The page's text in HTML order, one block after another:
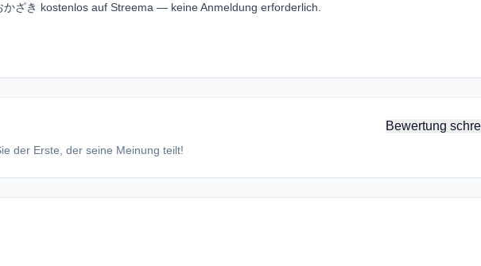
ざき kostenlos auf Streema — keine Anmeldung erforderlich.
Bewertung
der Erste, der seine Meinung teilt!